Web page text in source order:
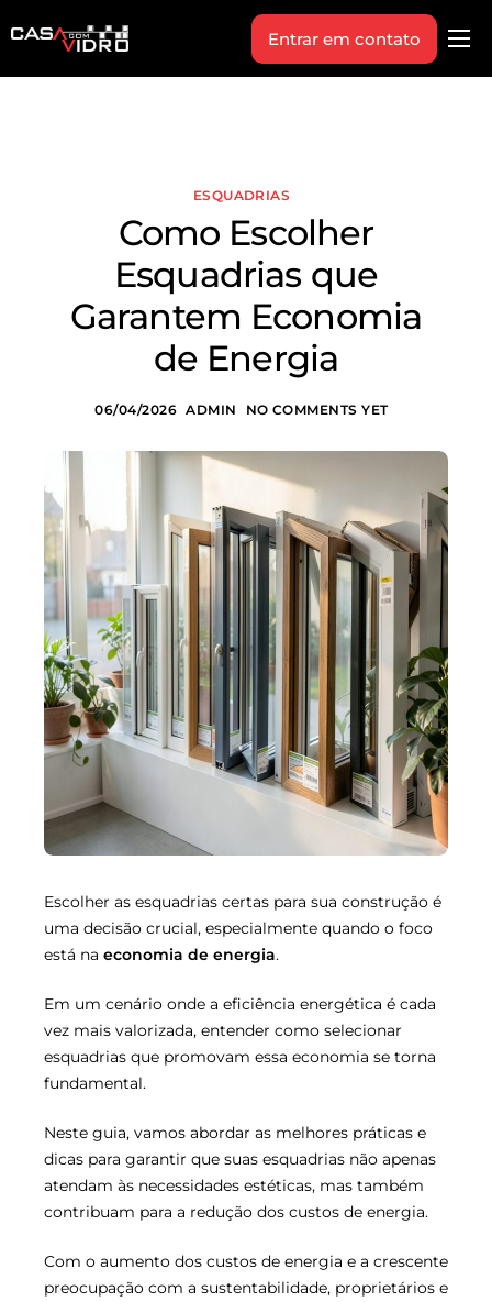
Produtos
Sobre Nós
Entrar em contato
ESQUADRIAS
Como Escolher
Esquadrias que
Garantem Economia
de Energia
06/04/2026 ADMIN NO COMMENTS YET
Escolher as esquadrias certas para sua construção é
uma decisão crucial, especialmente quando o foco
está na economia de energia.
Em um cenário onde a eficiência energética é cada
vez mais valorizada, entender como selecionar
esquadrias que promovam essa economia se torna
fundamental.
Neste guia, vamos abordar as melhores práticas e
dicas para garantir que suas esquadrias não apenas
atendam às necessidades estéticas, mas também
contribuam para a redução dos custos de energia.
Com o aumento dos custos de energia e a crescente
preocupação com a sustentabilidade, proprietários e